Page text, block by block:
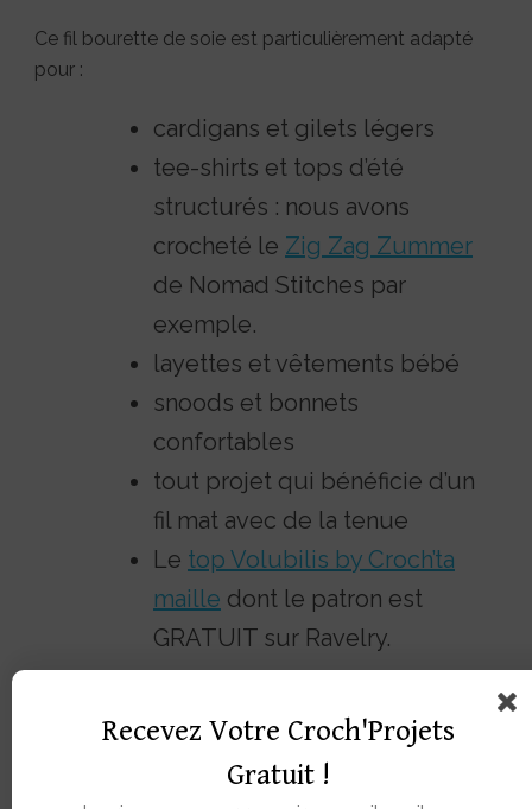
Ce fil bourette de soie est particulièrement adapté
pour :
cardigans et gilets légers
tee-shirts et tops d’été
structurés : nous avons
crocheté le Zig Zag Zummer
de Nomad Stitches par
exemple.
layettes et vêtements bébé
snoods et bonnets
confortables
tout projet qui bénéficie d’un
fil mat avec de la tenue
Le top Volubilis by Croch’ta
maille dont le patron est
GRATUIT sur Ravelry.
Recevez Votre Croch'Projets
Gratuit !